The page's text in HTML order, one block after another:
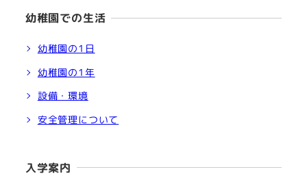
幼稚園での生活
幼稚園の1日
幼稚園の1年
設備・環境
安全管理について
入学案内